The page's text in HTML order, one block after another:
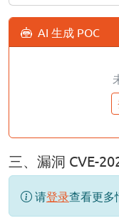
AI 生成 POC
三、漏洞 CVE-
请登录查看更多